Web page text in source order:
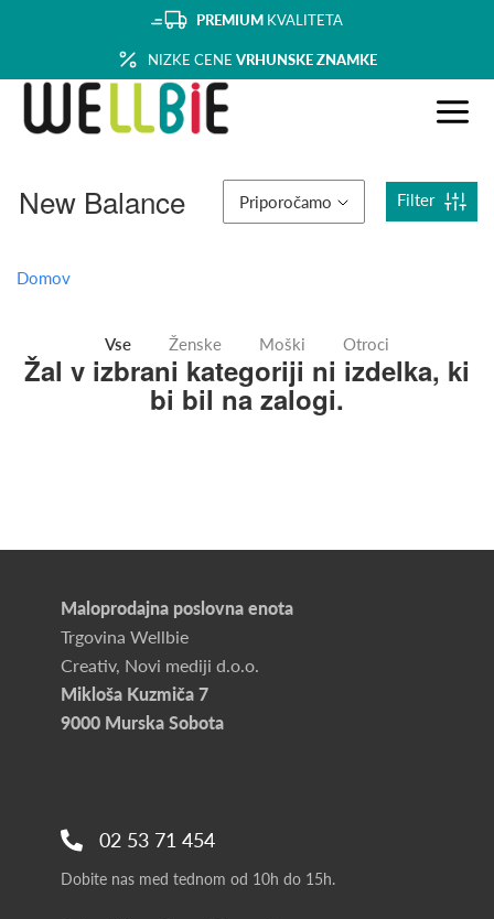
PREMIUM KVALITETA
NIZKE CENE VRHUNSKE ZNAMKE
New Balance Priporočamo Filter
Domov
Vse Ženske Moški Otroci
Žal v izbrani kategoriji ni izdelka, ki
bi bil na zalogi.
Maloprodajna poslovna enota
Trgovina Wellbie
Creativ, Novi mediji d.o.o.
Mikloša Kuzmiča 7
9000 Murska Sobota
02 53 71 454
Dobite nas med tednom od 10h do 15h.